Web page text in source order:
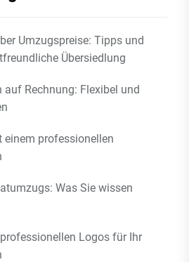
Umzugspreise: Tipps und
Übersiedlung
auf Rechnung: Flexibel und
einem professionellen
Was Sie wissen
Logos für Ihr